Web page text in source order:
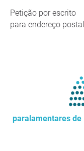
Petição por escrito
para endereço postal
paralamentares